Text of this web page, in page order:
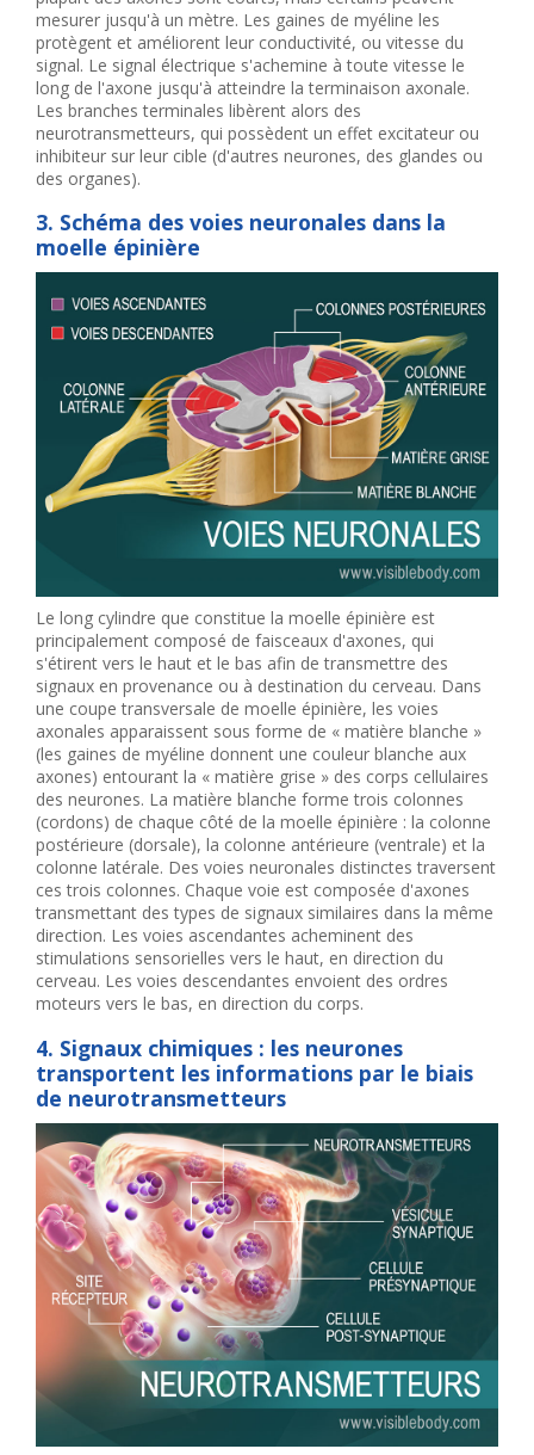
mesurer jusqu'à un mètre. Les gaines de myéline les
protègent et améliorent leur conductivité, ou vitesse du
signal. Le signal électrique s'achemine à toute vitesse le
long de l'axone jusqu'à atteindre la terminaison axonale.
Les branches terminales libèrent alors des
neurotransmetteurs, qui possèdent un effet excitateur ou
inhibiteur sur leur cible (d'autres neurones, des glandes ou
des organes).
3. Schéma des voies neuronales dans la
moelle épinière
Le long cylindre que constitue la moelle épinière est
principalement composé de faisceaux d'axones, qui
s'étirent vers le haut et le bas afin de transmettre des
signaux en provenance ou à destination du cerveau. Dans
une coupe transversale de moelle épinière, les voies
axonales apparaissent sous forme de « matière blanche »
(les gaines de myéline donnent une couleur blanche aux
axones) entourant la « matière grise » des corps cellulaires
des neurones. La matière blanche forme trois colonnes
(cordons) de chaque côté de la moelle épinière : la colonne
postérieure (dorsale), la colonne antérieure (ventrale) et la
colonne latérale. Des voies neuronales distinctes traversent
ces trois colonnes. Chaque voie est composée d'axones
transmettant des types de signaux similaires dans la même
direction. Les voies ascendantes acheminent des
stimulations sensorielles vers le haut, en direction du
cerveau. Les voies descendantes envoient des ordres
moteurs vers le bas, en direction du corps.
4. Signaux chimiques : les neurones
transportent les informations par le biais
de neurotransmetteurs